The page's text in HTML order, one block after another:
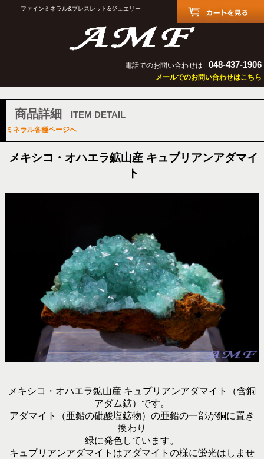
ファインミネラル&ブレスレット&ジュエリー
電話でのお問い合わせは 048-437-1906
メールでのお問い合わせはこちら
商品詳細 ITEM DETAIL
ミネラル各種ページへ
メキシコ・オハエラ鉱山産 キュプリアンアダマイ
ト
メキシコ・オハエラ鉱山産 キュプリアンアダマイト（含銅
アダム鉱）です。
アダマイト（亜鉛の砒酸塩鉱物）の亜鉛の一部が銅に置き
換わり
緑に発色しています。
キュプリアンアダマイトはアダマイトの様に蛍光はしませ